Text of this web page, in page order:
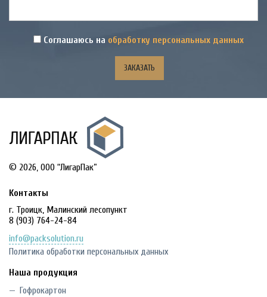
Соглашаюсь на обработку персональных данных
© 2026, OOO “ЛигарПак”
Контакты
г. Троицк, Малинский лесопункт
8 (903) 764-24-84
info@packsolution.ru
Политика обработки персональных данных
Наша продукция
Гофрокартон